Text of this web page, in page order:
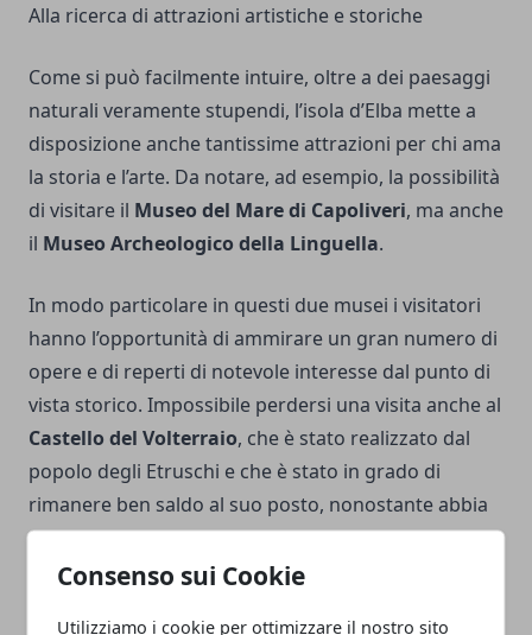
Consenso sui Cookie
Utilizziamo i cookie per ottimizzare il nostro sito
Alla ricerca di attrazioni artistiche e storiche
Come si può facilmente intuire, oltre a dei paesaggi
naturali veramente stupendi, l’isola d’Elba mette a
disposizione anche tantissime attrazioni per chi ama
la storia e l’arte. Da notare, ad esempio, la possibilità
di visitare il Museo del Mare di Capoliveri, ma anche
il Museo Archeologico della Linguella.
In modo particolare in questi due musei i visitatori
hanno l’opportunità di ammirare un gran numero di
opere e di reperti di notevole interesse dal punto di
vista storico. Impossibile perdersi una visita anche al
Castello del Volterraio, che è stato realizzato dal
popolo degli Etruschi e che è stato in grado di
rimanere ben saldo al suo posto, nonostante abbia
dovuto affrontare anche un gran numero di attacchi
da parte dei pirati saraceni. Da non perdere, infine, a